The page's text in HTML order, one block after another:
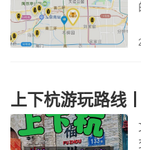
上下杭游玩路线